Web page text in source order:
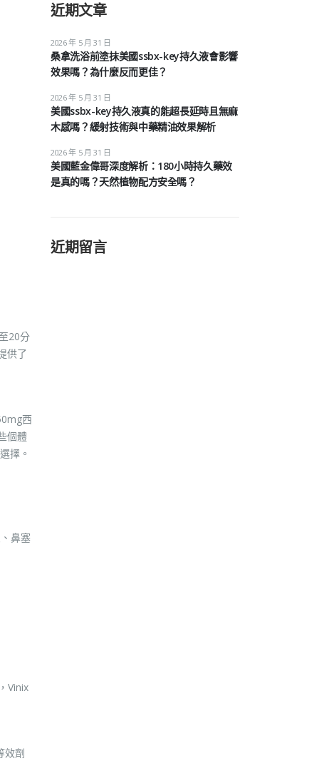
20分
供了
西
個體
擇。
鼻塞
Vinix
效劑
近期文章
桑拿洗浴前塗抹美國ssbx-key持久液會影響
效果嗎？為什麼反而更佳？
2026 年 5 月 31 日
美國ssbx-key持久液真的能超長延時且無麻
木感嗎？緩射技術與中藥精油效果解析
2026 年 5 月 31 日
美國藍金偉哥深度解析：180小時持久藥效
是真的嗎？天然植物配方安全嗎？
2026 年 5 月 31 日
近期留言